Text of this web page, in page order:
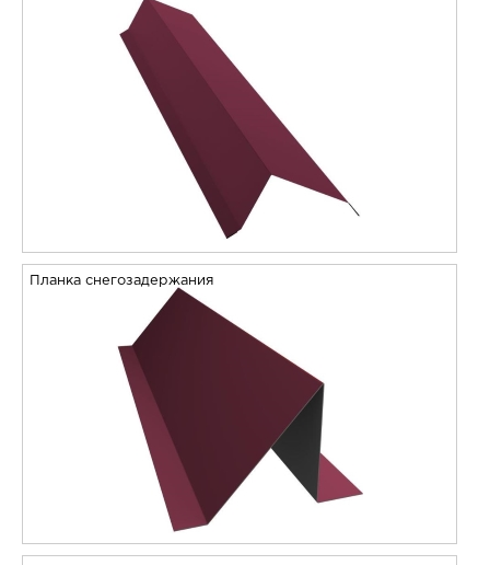
Планка снегозадержания